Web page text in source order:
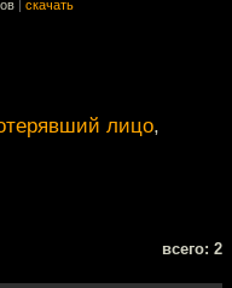
скачать
лицо,
всего: 2